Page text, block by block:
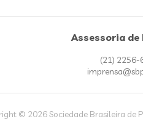
Assessoria de
(21) 2256-
© 2026 Sociedade Brasileira de